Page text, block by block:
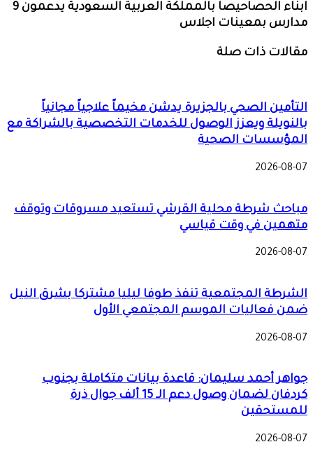
ابناء الحصاحيصا بالمملكة العربية السعودية يدعمون 9
مدارس بمعينات اجلاس
مقالات ذات صلة
التأمين الصحي بالجزيرة يدشن مخيماً علاجياً مجانياً
بالنويلة ويعزز الوصول للخدمات التخصصية بالشراكة مع
المؤسسات الصحية
2026-08-07
مباحث شرطة محلية القرشي تستعيد مسروقات وتوقف
متهمين في وقت قياسي
2026-08-07
الشرطة المجتمعية تنفذ طوفا ليليا مشتركا بشرق النيل
ضمن فعاليات الموسم المجتمعي الأول
2026-08-07
جواهر أحمد سليمان: قاعدة بيانات متكاملة بجنوب
كردفان لضمان وصول دعم الـ 15 ألف جوال ذرة
للمستحقين
2026-08-07